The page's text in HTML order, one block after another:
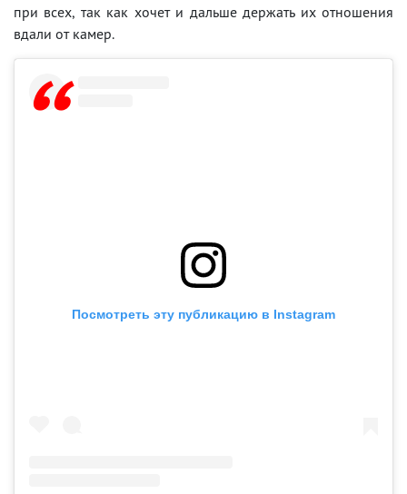
при всех, так как хочет и дальше держать их отношения
вдали от камер.
Посмотреть эту публикацию в Instagram